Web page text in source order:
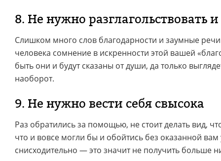
8. Не нужно разглагольствовать
Слишком много слов благодарности и заумные речи
человека сомнение в искренности этой вашей
быть они и будут сказаны от души, да только
наоборот.
9. Не нужно вести себя свысока
Раз обратились за помощью, не стоит делать вид,
что и вовсе могли бы и обойтись без оказанной вам
снисходительно — это значит не получить больше